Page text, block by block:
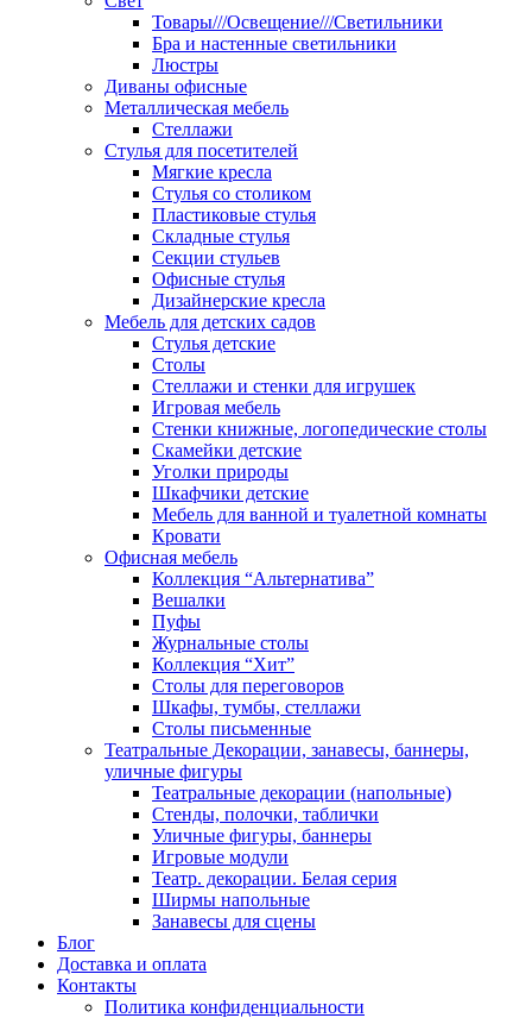
Товары///Освещение///Светильники
Бра и настенные светильники
Люстры
Диваны офисные
Металлическая мебель
Стеллажи
Стулья для посетителей
Мягкие кресла
Стулья со столиком
Пластиковые стулья
Складные стулья
Секции стульев
Офисные стулья
Дизайнерские кресла
Мебель для детских садов
Стулья детские
Столы
Стеллажи и стенки для игрушек
Игровая мебель
Стенки книжные, логопедические столы
Скамейки детские
Уголки природы
Шкафчики детские
Мебель для ванной и туалетной комнаты
Кровати
Офисная мебель
Коллекция “Альтернатива”
Вешалки
Пуфы
Журнальные столы
Коллекция “Хит”
Столы для переговоров
Шкафы, тумбы, стеллажи
Столы письменные
Театральные Декорации, занавесы, баннеры,
уличные фигуры
Театральные декорации (напольные)
Стенды, полочки, таблички
Уличные фигуры, баннеры
Игровые модули
Театр. декорации. Белая серия
Ширмы напольные
Занавесы для сцены
Блог
Доставка и оплата
Контакты
Политика конфиденциальности